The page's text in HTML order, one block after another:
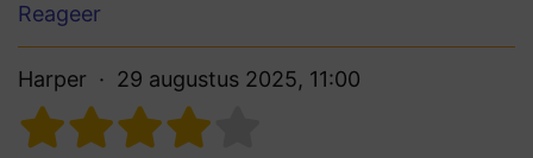
Reageer
Harper 29 augustus 2025, 11:00